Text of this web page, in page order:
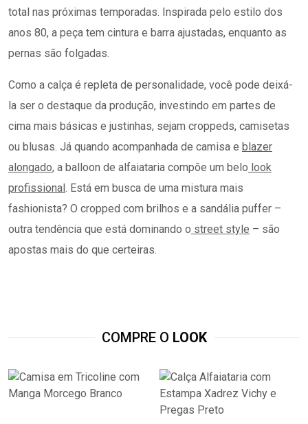
total nas próximas temporadas. Inspirada pelo estilo dos
anos 80, a peça tem cintura e barra ajustadas, enquanto as
pernas são folgadas.
Como a calça é repleta de personalidade, você pode deixá-
la ser o destaque da produção, investindo em partes de
cima mais básicas e justinhas, sejam croppeds, camisetas
ou blusas. Já quando acompanhada de camisa e blazer
alongado, a balloon de alfaiataria compõe um belo look
profissional. Está em busca de uma mistura mais
fashionista? O cropped com brilhos e a sandália puffer –
outra tendência que está dominando o street style – são
apostas mais do que certeiras.
COMPRE O LOOK